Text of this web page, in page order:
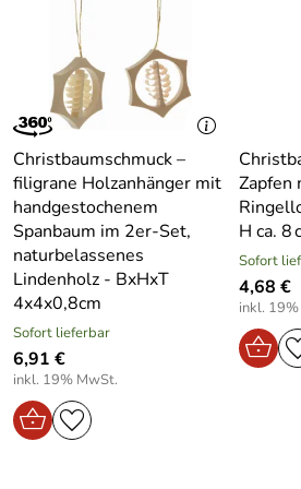
In der Kategorie
gehört er zu den kleinen, feinen
zum Sammeln oder als liebevolles
Adventszeit.
Technische Daten / Eigenschaften
Holzstern Erzgebirge – ø ca. 4 cm
Durchmesser: ø ca. 4 cm
Material: Kiefernholz
Farbe: Natur
Verarbeitung: Handgearbeitet,
Motiv: Ringelbäumchen im
Herkunft: Kurort Seiffen /
Bereich: Innenbereich
Aufhängung: Mit Faden
Christbaumschmuck –
filigrane Holzanhänger mit
handgestochenem
Spanbaum im 2er-Set,
naturbelassenes
Lindenholz - BxHxT
4x4x0,8cm
Sofort lieferbar
6,91 €
inkl. 19% MwSt.
Zapfen
H ca. 8
Sofort
4,68 €
inkl.